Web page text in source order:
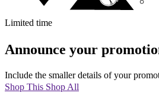
Limited time
Announce your
Include the smaller details of your
Shop This Shop All